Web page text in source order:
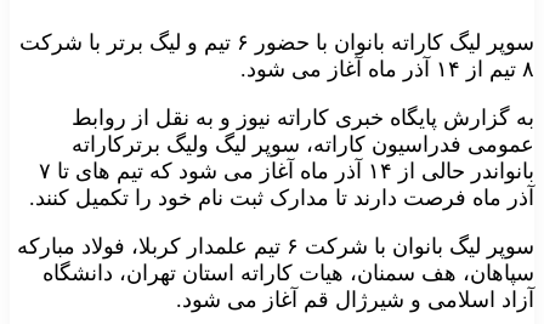
سوپر لیگ کاراته بانوان با حضور ۶ تیم و لیگ برتر با شرکت
۸ تیم از ۱۴ آذر ماه آغاز می شود.
به گزارش پایگاه خبری کاراته نیوز و به نقل از روابط
عمومی فدراسیون کاراته، سوپر لیگ ولیگ برترکاراته
بانواندر حالی از ۱۴ آذر ماه آغاز می شود که تیم های تا ۷
آذر ماه فرصت دارند تا مدارک ثبت نام خود را تکمیل کنند.
سوپر لیگ بانوان با شرکت ۶ تیم علمدار کربلا، فولاد مبارکه
سپاهان، هف سمنان، هیات کاراته استان تهران، دانشگاه
آزاد اسلامی و شیرژال قم آغاز می شود.